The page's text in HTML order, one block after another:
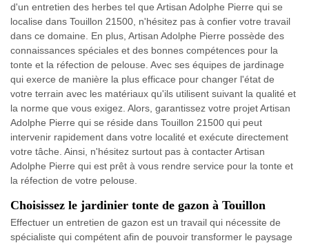
d'un entretien des herbes tel que Artisan Adolphe Pierre qui se
localise dans Touillon 21500, n'hésitez pas à confier votre travail
dans ce domaine. En plus, Artisan Adolphe Pierre possède des
connaissances spéciales et des bonnes compétences pour la
tonte et la réfection de pelouse. Avec ses équipes de jardinage
qui exerce de manière la plus efficace pour changer l'état de
votre terrain avec les matériaux qu'ils utilisent suivant la qualité et
la norme que vous exigez. Alors, garantissez votre projet Artisan
Adolphe Pierre qui se réside dans Touillon 21500 qui peut
intervenir rapidement dans votre localité et exécute directement
votre tâche. Ainsi, n'hésitez surtout pas à contacter Artisan
Adolphe Pierre qui est prêt à vous rendre service pour la tonte et
la réfection de votre pelouse.
Choisissez le jardinier tonte de gazon à Touillon
Effectuer un entretien de gazon est un travail qui nécessite de
spécialiste qui compétent afin de pouvoir transformer le paysage